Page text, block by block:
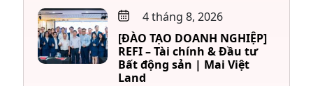
4 tháng 8, 2026
[ĐÀO TẠO DOANH NGHIỆP]
REFI – Tài chính & Đầu tư
Bất động sản | Mai Việt
Land